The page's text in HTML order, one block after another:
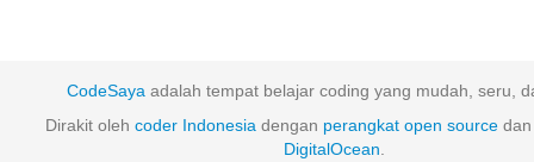
CodeSaya adalah tempat belajar coding yang mudah, seru,
Dirakit oleh coder Indonesia dengan perangkat open source
DigitalOcean